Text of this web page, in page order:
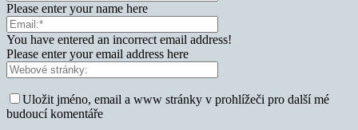
Please enter your name here
You have entered an incorrect email address!
Please enter your email address here
Uložit jméno, email a www stránky v prohlížeči pro další mé
budoucí komentáře